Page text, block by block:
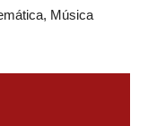
Música